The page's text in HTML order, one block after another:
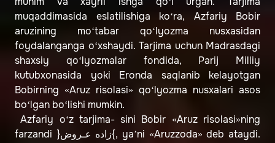
muqaddimasida eslatilishiga ko‘ra, Azfariy Bobir
aruzining mo‘tabar qo‘lyozma nusxasidan
foydalanganga o‘xshaydi. Tarjima uchun Madrasdagi
shaxsiy qo‘lyozmalar fondida, Parij Milliy
kutubxonasida yoki Eronda saqlanib kelayotgan
Bobirning «Aruz risolasi» qo‘lyozma nusxalari asos
bo‘lgan bo‘lishi mumkin.
Azfariy o‘z tarjima- sini Bobir «Aruz risolasi»ning
farzandi }زاده عـروض{, ya’ni «Aruzzoda» deb ataydi.